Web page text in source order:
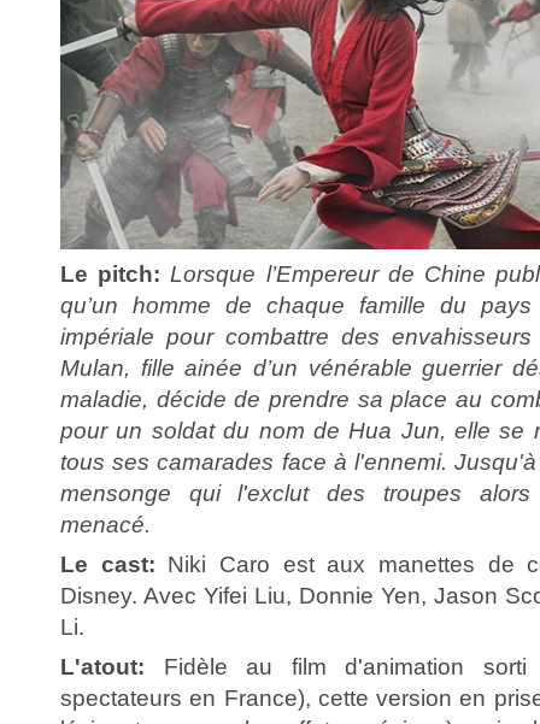
Le pitch:Lorsque l’Empereur de Chine
qu’un homme de chaque famille du pays
impériale pour combattre des
Mulan, fille ainée d’un vénérable guerrier
maladie, décide de prendre sa place au
pour un soldat du nom de Hua Jun, elle se
tous ses camarades face à l'ennemi.
mensonge qui l'exclut des troupes
menacé.
Le cast: Niki Caro est aux manettes de
Disney. Avec Yifei Liu, Donnie Yen, Jason
Li.
L'atout: Fidèle au film d'animation
spectateurs en France), cette version en